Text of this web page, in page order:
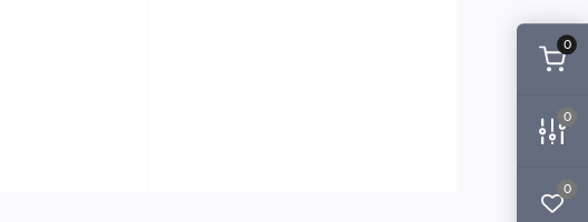
0
0
0